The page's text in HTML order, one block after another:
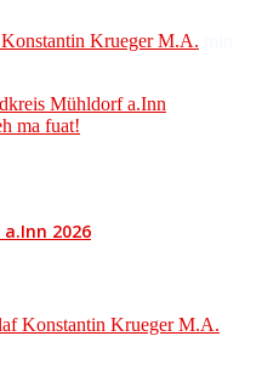
Krueger M.A.
2026
Konstantin Krueger M.A.